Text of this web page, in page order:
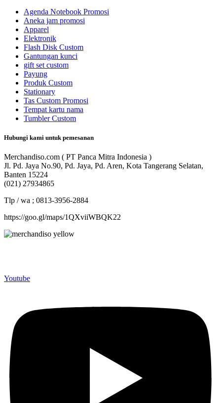
Agenda Notebook Promosi
Aneka jam promosi
Apparel
Elektronik
Flash Disk Custom
Gantungan kunci
gift set custom
Payung
Produk Custom
Stationary
Tas Custom Promosi
Tempat kartu nama
Tumbler Custom
Hubungi kami untuk pemesanan
Merchandiso.com ( PT Panca Mitra Indonesia )
Jl. Pd. Jaya No.90, Pd. Jaya, Pd. Aren, Kota Tangerang Selatan,
Banten 15224
(021) 27934865
Tlp / wa ; 0813-3956-2884
https://goo.gl/maps/1QXviiWBQK22
Youtube